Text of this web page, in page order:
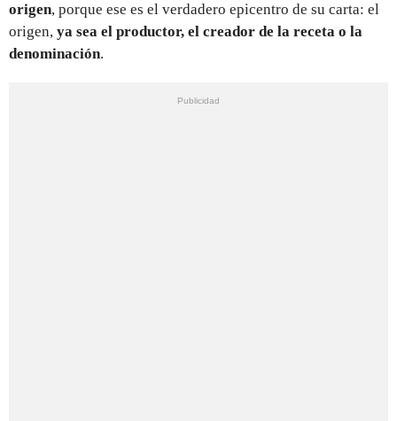
origen, porque ese es el verdadero epicentro de su carta: el
origen, ya sea el productor, el creador de la receta o la
denominación.